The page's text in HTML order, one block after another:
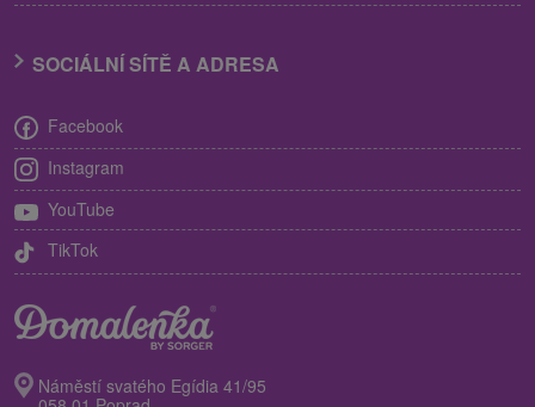
SOCIÁLNÍ SÍTĚ A ADRESA
Facebook
Instagram
YouTube
TikTok
Náměstí svatého Egídia 41/95